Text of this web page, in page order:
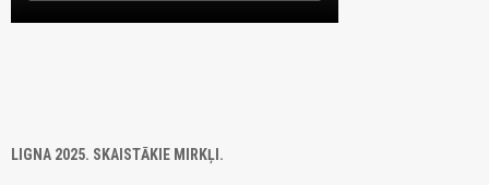
LIGNA 2025. SKAISTĀKIE MIRKĻI.